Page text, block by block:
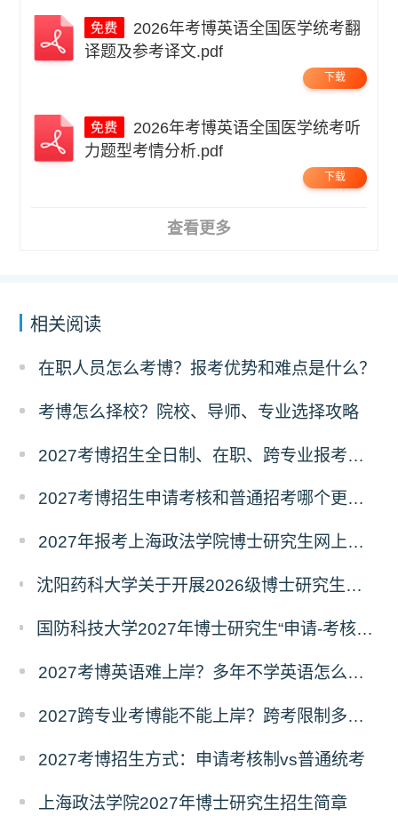
译题及参考译文.pdf
下载
力题型考情分析.pdf
下载
查看更多
相关阅读
在职人员怎么考博？报考优势和难点是什么？
考博怎么择校？院校、导师、专业选择攻略
2027考博招生全日制、在职、跨专业报考要求
2027考博招生申请考核和普通招考哪个更好考？
2027年报考上海政法学院博士研究生网上报名公告
沈阳药科大学关于开展2026级博士研究生录取后信息采集及档案调取等相关工作的通知
国防科技大学2027年博士研究生“申请-考核”制招生专业基础笔试考试大纲
2027考博英语难上岸？多年不学英语怎么备考？
2027跨专业考博能不能上岸？跨考限制多不多？
2027考博招生方式：申请考核制vs普通统考
上海政法学院2027年博士研究生招生简章